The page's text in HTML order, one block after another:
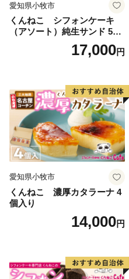
愛知県小牧市
くんねこ シフォンケーキ
（アソート）純生サンド 5個
17,000円
愛知県小牧市
くんねこ 濃厚カタラーナ 4
個入り
14,000円